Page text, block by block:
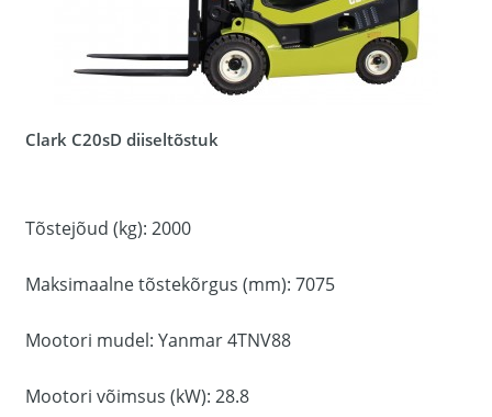
Clark C20sD diiseltõstuk
Tõstejõud (kg): 2000
Maksimaalne tõstekõrgus (mm): 7075
Mootori mudel: Yanmar 4TNV88
Mootori võimsus (kW): 28.8